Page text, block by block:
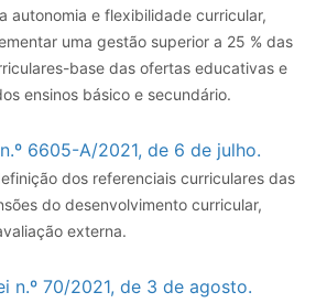
autonomia e flexibilidade curricular,
uma gestão superior a 25 % das
base das ofertas educativas e
ensinos básico e secundário.
6605-A/2021, de 6 de julho.
dos referenciais curriculares das
do desenvolvimento curricular,
externa.
n.º 70/2021, de 3 de agosto.